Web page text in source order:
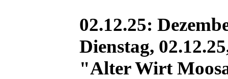
02.12.25:
Dienstag,
"Alter Wirt